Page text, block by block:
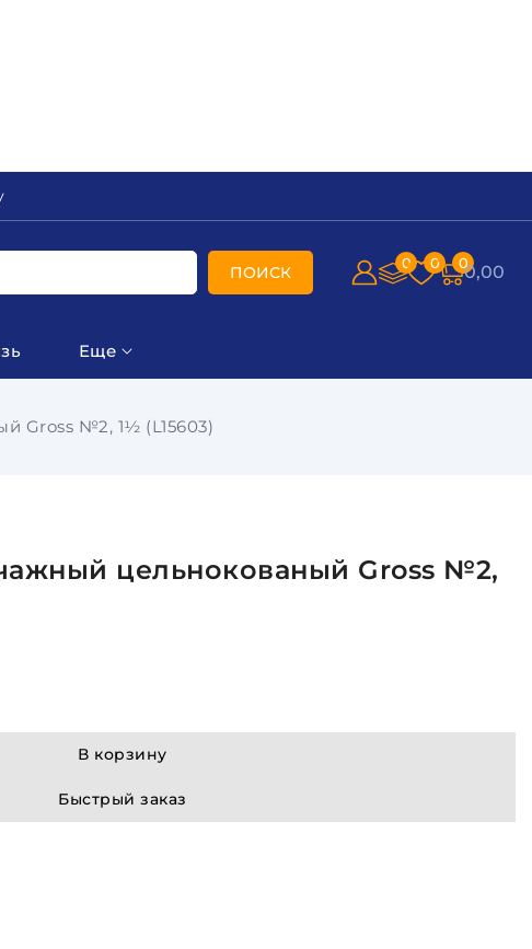
ПОИСК 0 0 00,00
Еще
Gross №2, 1½ (L15603)
цельнокованый Gross №2,
В корзину
Быстрый заказ